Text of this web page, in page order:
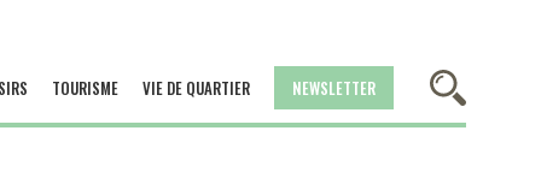
TOURISME VIE DE QUARTIER NEWSLETTER